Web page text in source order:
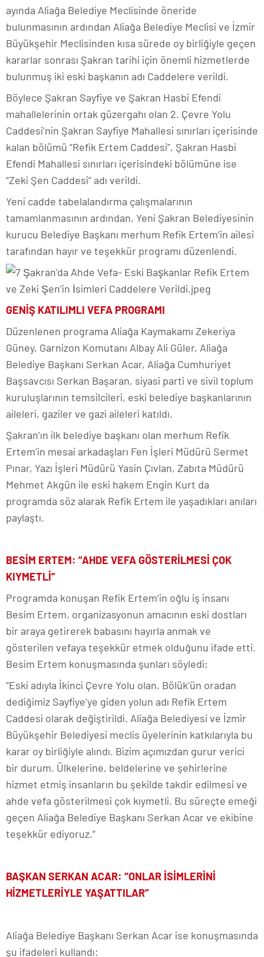
ayında Aliağa Belediye Meclisinde öneride
bulunmasının ardından Aliağa Belediye Meclisi ve İzmir
Büyükşehir Meclisinden kısa sürede oy birliğiyle geçen
kararlar sonrası Şakran tarihi için önemli hizmetlerde
bulunmuş iki eski başkanın adı Caddelere verildi.
Böylece Şakran Sayfiye ve Şakran Hasbi Efendi
mahallelerinin ortak güzergahı olan 2. Çevre Yolu
Caddesi’nin Şakran Sayfiye Mahallesi sınırları içerisinde
kalan bölümü “Refik Ertem Caddesi”, Şakran Hasbi
Efendi Mahallesi sınırları içerisindeki bölümüne ise
“Zeki Şen Caddesi” adı verildi.
Yeni cadde tabelalandırma çalışmalarının
tamamlanmasının ardından, Yeni Şakran Belediyesinin
kurucu Belediye Başkanı merhum Refik Ertem’in ailesi
tarafından hayır ve teşekkür programı düzenlendi.
GENİŞ KATILIMLI VEFA PROGRAMI
Düzenlenen programa Aliağa Kaymakamı Zekeriya
Güney, Garnizon Komutanı Albay Ali Güler, Aliağa
Belediye Başkanı Serkan Acar, Aliağa Cumhuriyet
Başsavcısı Serkan Başaran, siyasi parti ve sivil toplum
kuruluşlarının temsilcileri, eski belediye başkanlarının
aileleri, gaziler ve gazi aileleri katıldı.
Şakran’ın ilk belediye başkanı olan merhum Refik
Ertem’in mesai arkadaşları Fen İşleri Müdürü Sermet
Pınar, Yazı İşleri Müdürü Yasin Çıvlan, Zabıta Müdürü
Mehmet Akgün ile eski hakem Engin Kurt da
programda söz alarak Refik Ertem ile yaşadıkları anıları
paylaştı.
BESİM ERTEM: “AHDE VEFA GÖSTERİLMESİ ÇOK
KIYMETLİ”
Programda konuşan Refik Ertem’in oğlu iş insanı
Besim Ertem, organizasyonun amacının eski dostları
bir araya getirerek babasını hayırla anmak ve
gösterilen vefaya teşekkür etmek olduğunu ifade etti.
Besim Ertem konuşmasında şunları söyledi;
“Eski adıyla İkinci Çevre Yolu olan, Bölük’ün oradan
dediğimiz Sayfiye’ye giden yolun adı Refik Ertem
Caddesi olarak değiştirildi. Aliağa Belediyesi ve İzmir
Büyükşehir Belediyesi meclis üyelerinin katkılarıyla bu
karar oy birliğiyle alındı. Bizim açımızdan gurur verici
bir durum. Ülkelerine, beldelerine ve şehirlerine
hizmet etmiş insanların bu şekilde takdir edilmesi ve
ahde vefa gösterilmesi çok kıymetli. Bu süreçte emeği
geçen Aliağa Belediye Başkanı Serkan Acar ve ekibine
teşekkür ediyoruz.”
BAŞKAN SERKAN ACAR: “ONLAR İSİMLERİNİ
HİZMETLERİYLE YAŞATTILAR”
Aliağa Belediye Başkanı Serkan Acar ise konuşmasında
şu ifadeleri kullandı: